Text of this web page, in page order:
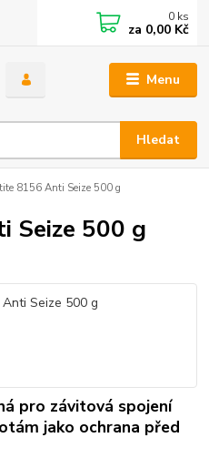
Menu
Hledat
0 ks
za 0,00 Kč
8156 Anti Seize 500 g
Seize 500 g
pro závitová spojení
jako ochrana před